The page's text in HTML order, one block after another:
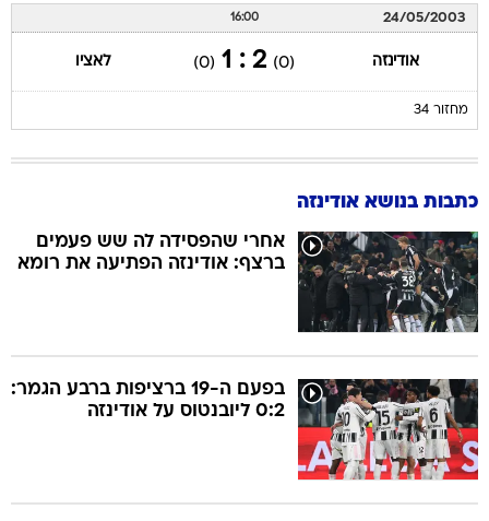
24/05/2003
16:00
אודינזה (0)
2 : 1
(0) לאציו
מחזור 34
כתבות בנושא אודינזה
אחרי שהפסידה לה שש פעמים
ברצף: אודינזה הפתיעה את רומא
בפעם ה-19 ברציפות ברבע הגמר:
0:2 ליובנטוס על אודינזה